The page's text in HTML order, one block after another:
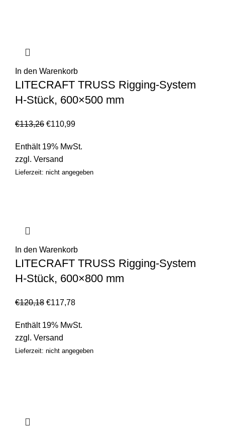
In den Warenkorb
LITECRAFT TRUSS Rigging-System
H-Stück, 600×500 mm
€113,26 €110,99
Enthält 19% MwSt.
zzgl. Versand
Lieferzeit: nicht angegeben
In den Warenkorb
LITECRAFT TRUSS Rigging-System
H-Stück, 600×800 mm
€120,18 €117,78
Enthält 19% MwSt.
zzgl. Versand
Lieferzeit: nicht angegeben